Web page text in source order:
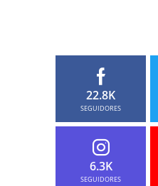
22.8K
SEGUIDORES
6.3K
SEGUIDORES